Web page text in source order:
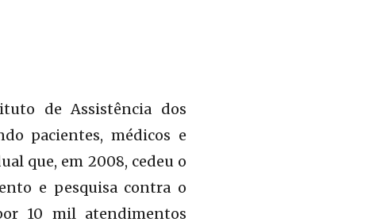
de Assistência dos
pacientes, médicos e
que, em 2008, cedeu o
e pesquisa contra o
10 mil atendimentos